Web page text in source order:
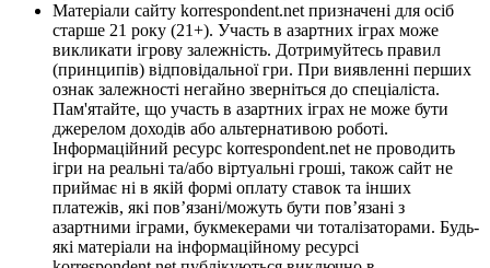
Матеріали сайту korrespondent.net призначені для осіб
старше 21 року (21+). Участь в азартних іграх може
викликати ігрову залежність. Дотримуйтесь правил
(принципів) відповідальної гри. При виявленні перших
ознак залежності негайно зверніться до спеціаліста.
Пам'ятайте, що участь в азартних іграх не може бути
джерелом доходів або альтернативою роботі.
Інформаційний ресурс korrespondent.net не проводить
ігри на реальні та/або віртуальні гроші, також сайт не
приймає ні в якій формі оплату ставок та інших
платежів, які пов’язані/можуть бути пов’язані з
азартними іграми, букмекерами чи тоталізаторами. Будь-
які матеріали на інформаційному ресурсі